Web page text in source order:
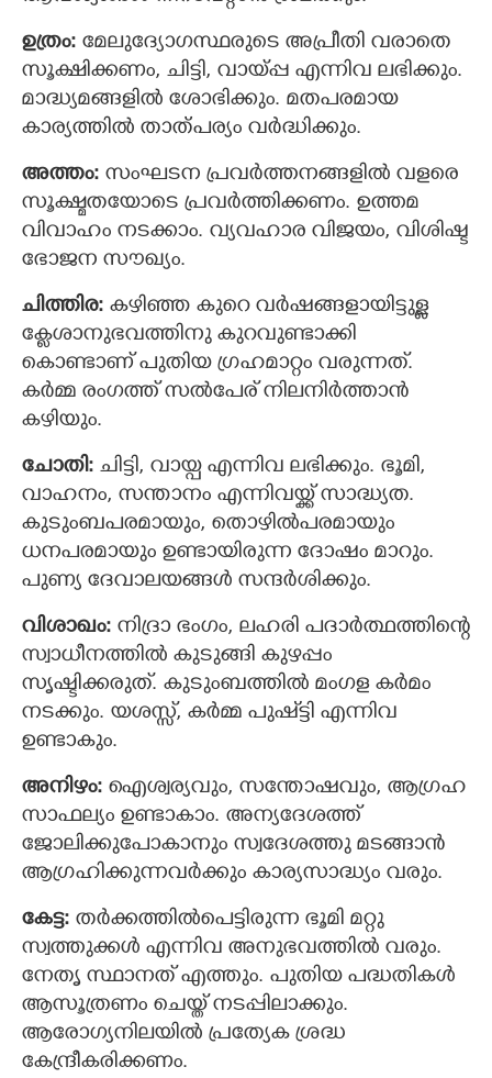
ഉത്രം: മേലുദ്യോഗസ്ഥരുടെ അപ്രീതി വരാതെ
സൂക്ഷിക്കണം, ചിട്ടി, വായ്പ്പ എന്നിവ ലഭിക്കും.
മാദ്ധ്യമങ്ങളില്‍ ശോഭിക്കും. മതപരമായ
കാര്യത്തില്‍ താത്പര്യം വര്‍ദ്ധിക്കും.
അത്തം: സംഘടന പ്രവര്‍ത്തനങ്ങളില്‍ വളരെ
സൂക്ഷ്മതയോടെ പ്രവര്‍ത്തിക്കണം. ഉത്തമ
വിവാഹം നടക്കാം. വ്യവഹാര വിജയം, വിശിഷ്ട
ഭോജന സൗഖ്യം.
ചിത്തിര: കഴിഞ്ഞ കുറെ വര്‍ഷങ്ങളായിട്ടുള്ള
ക്ലേശാനുഭവത്തിനു കുറവുണ്ടാക്കി
കൊണ്ടാണ് പുതിയ ഗ്രഹമാറ്റം വരുന്നത്.
കര്‍മ്മ രംഗത്ത് സല്‍പേര് നിലനിര്‍ത്താന്‍
കഴിയും.
ചോതി: ചിട്ടി, വായ്പ എന്നിവ ലഭിക്കും. ഭൂമി,
വാഹനം, സന്താനം എന്നിവയ്ക്ക് സാദ്ധ്യത.
കുടുംബപരമായും, തൊഴില്‍പരമായും
ധനപരമായും ഉണ്ടായിരുന്ന ദോഷം മാറും.
പുണ്യ ദേവാലയങ്ങള്‍ സന്ദര്‍ശിക്കും.
വിശാഖം: നിദ്രാ ഭംഗം, ലഹരി പദാര്‍ത്ഥത്തിന്റെ
സ്വാധീനത്തില്‍ കുടുങ്ങി കുഴപ്പം
സൃഷ്ടിക്കരുത്. കുടുംബത്തില്‍ മംഗള കര്‍മം
നടക്കും. യശസ്സ്, കര്‍മ്മ പുഷ്ട്ടി എന്നിവ
ഉണ്ടാകും.
അനിഴം: ഐശ്വര്യവും, സന്തോഷവും, ആഗ്രഹ
സാഫല്യം ഉണ്ടാകാം. അന്യദേശത്ത്
ജോലിക്കുപോകാനും സ്വദേശത്തു മടങ്ങാന്‍
ആഗ്രഹിക്കുന്നവര്‍ക്കും കാര്യസാദ്ധ്യം വരും.
കേട്ട: തര്‍ക്കത്തില്‍പെട്ടിരുന്ന ഭൂമി മറ്റു
സ്വത്തുക്കള്‍ എന്നിവ അനുഭവത്തില്‍ വരും.
നേതൃ സ്ഥാനത് എത്തും. പുതിയ പദ്ധതികള്‍
ആസൂത്രണം ചെയ്ത് നടപ്പിലാക്കും.
ആരോഗ്യനിലയില്‍ പ്രത്യേക ശ്രദ്ധ
കേന്ദ്രീകരിക്കണം.